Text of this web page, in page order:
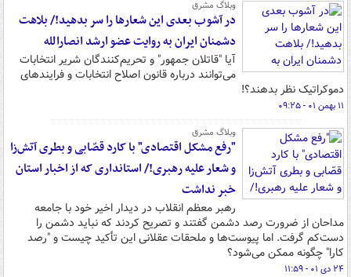
وبلاگ مشرق
در آشوب بعدی این شعارها را سر بدهید!/ بلاهت
دشمنان ایران به روایت عضو ارشد انصارالله
آیا "قاتلان جمهور" و تحریم‌کنندگان شریر انتخابات
می‌توانند درباره قانون اصلاح انتخابات و فرایندهای
دموکراتیک نظر بدهند؟!
۱۱ بهمن ۰۱ - ۰۹:۲۵
وبلاگ مشرق
"رفع مشکل اقتصادی" با کارد قصّابی و بطری آتش‌زا
و شعار علیه رهبری!/ استانداری که از اخبار استان
خبر نداشت
رهبر معظم انقلاب در دیدار اخیر خود با جامعه
مداحان از ضرورت رصد دشمن گفتند و تصریح کردند که نباید دشمن را
دست‌کم گرفت. اما پیوست‌ها و ملحقات عقلانی این تأکید چیست و "رصد
کارا" چگونه ممکن می‌شود؟
۲۴ دی ۰۱ - ۱۱:۵۹